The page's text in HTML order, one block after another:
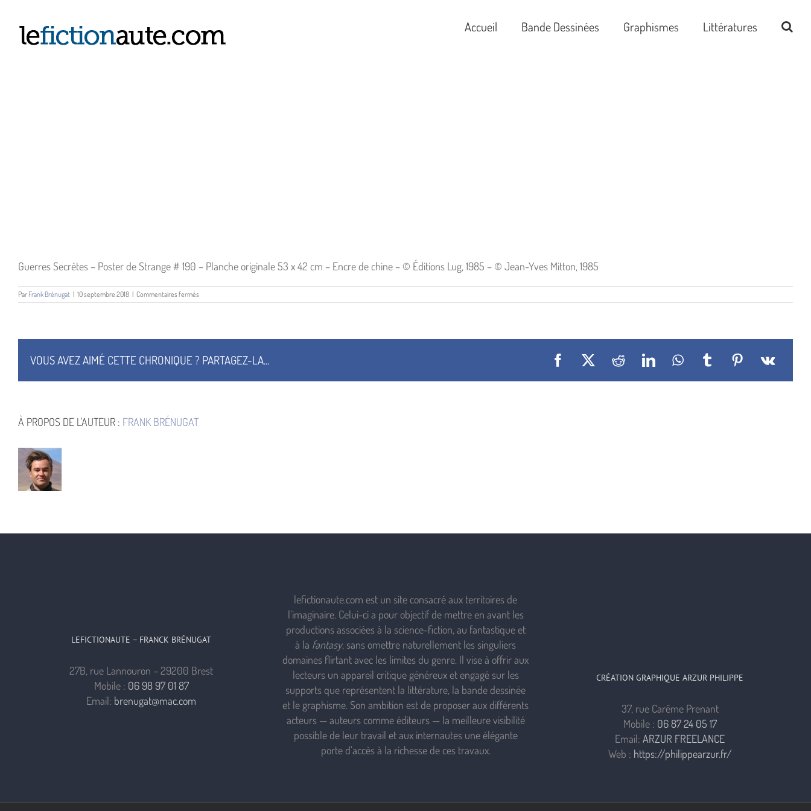
contenu
Accueil Bande Dessinées Graphismes Littératures
Guerres Secrètes – Poster de Strange # 190 – Planche originale 53 x 42 cm – Encre de chine – © Éditions Lug, 1985 – © Jean-Yves Mitton, 1985
Par Frank Brénugat | 10 septembre 2018 | Commentaires fermés
Guerres
VOUS AVEZ AIMÉ CETTE CHRONIQUE ? PARTAGEZ-LA... Facebook
X RedditLinkedInWhatsApp
TumblrPinterest
Vk
À PROPOS DE L'AUTEUR : FRANK BRÉNUGAT
LEFICTIONAUTE – FRANCK BRÉNUGAT
27B, rue Lannouron – 29200 Brest
Mobile : 06 98 97 01 87
Email: brenugat@mac.com
lefictionaute.com est un site consacré aux territoires de
l’imaginaire. Celui-ci a pour objectif de mettre en avant les
productions associées à la science-fiction, au fantastique et
à la fantasy, sans omettre naturellement les singuliers
domaines flirtant avec les limites du genre. Il vise à offrir aux
lecteurs un appareil critique généreux et engagé sur les
supports que représentent la littérature, la bande dessinée
et le graphisme. Son ambition est de proposer aux différents
acteurs — auteurs comme éditeurs — la meilleure visibilité
possible de leur travail et aux internautes une élégante
porte d’accès à la richesse de ces travaux.
CRÉATION GRAPHIQUE ARZUR PHILIPPE
37, rue Carême Prenant
Mobile : 06 87 24 05 17
Email: ARZUR FREELANCE
Web : https://philippearzur.fr/